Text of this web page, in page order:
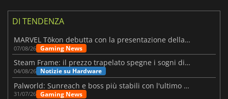
DI TENDENZA
MARVEL Tōkon debutta con la presentazione della roadmap per il primo anno
07/08/26 Gaming News
Steam Frame: il prezzo trapelato spegne i sogni di un VR economico
04/08/26 Notizie su Hardware
Palworld: Sunreach e boss più stabili con l'ultimo update
31/07/26 Gaming News